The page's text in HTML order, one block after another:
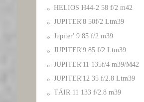
HELIOS H44-2 58 f/2 m42
JUPITER'8 50f/2 Ltm39
Jupiter' 9 85 f/2 m39
JUPITER'9 85 f/2 Ltm39
JUPITER'11 135f/4 m39/M42
JUPITER'12 35 f/2.8 Ltm39
TÄIR 11 133 f/2.8 m39